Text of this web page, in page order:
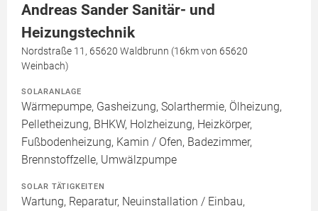
Andreas Sander Sanitär- und
Heizungstechnik
Nordstraße 11, 65620 Waldbrunn (16km von 65620
Weinbach)
SOLARANLAGE
Wärmepumpe, Gasheizung, Solarthermie, Ölheizung,
Pelletheizung, BHKW, Holzheizung, Heizkörper,
Fußbodenheizung, Kamin / Ofen, Badezimmer,
Brennstoffzelle, Umwälzpumpe
SOLAR TÄTIGKEITEN
Wartung, Reparatur, Neuinstallation / Einbau,